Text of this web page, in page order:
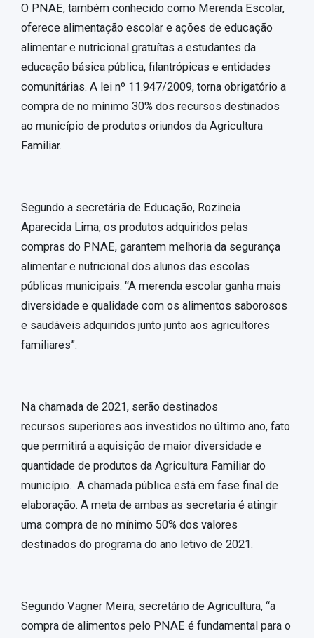
O PNAE, também conhecido como Merenda Escolar,
oferece alimentação escolar e ações de educação
alimentar e nutricional gratuítas a estudantes da
educação básica pública, filantrópicas e entidades
comunitárias. A lei nº 11.947/2009, torna obrigatório a
compra de no mínimo 30% dos recursos destinados
ao município de produtos oriundos da Agricultura
Familiar.
Segundo a secretária de Educação, Rozineia
Aparecida Lima, os produtos adquiridos pelas
compras do PNAE, garantem melhoria da segurança
alimentar e nutricional dos alunos das escolas
públicas municipais. “A merenda escolar ganha mais
diversidade e qualidade com os alimentos saborosos
e saudáveis adquiridos junto junto aos agricultores
familiares”.
Na chamada de 2021, serão destinados
recursos superiores aos investidos no último ano, fato
que permitirá a aquisição de maior diversidade e
quantidade de produtos da Agricultura Familiar do
município. A chamada pública está em fase final de
elaboração. A meta de ambas as secretaria é atingir
uma compra de no mínimo 50% dos valores
destinados do programa do ano letivo de 2021.
Segundo Vagner Meira, secretário de Agricultura, “a
compra de alimentos pelo PNAE é fundamental para o